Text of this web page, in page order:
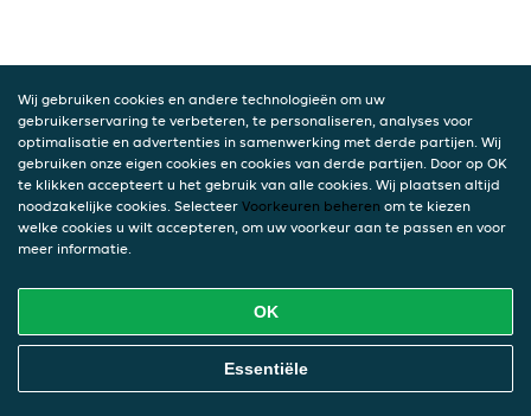
Wij gebruiken cookies en andere technologieën om uw
gebruikerservaring te verbeteren, te personaliseren, analyses voor
optimalisatie en advertenties in samenwerking met derde partijen. Wij
gebruiken onze eigen cookies en cookies van derde partijen. Door op OK
te klikken accepteert u het gebruik van alle cookies. Wij plaatsen altijd
noodzakelijke cookies. Selecteer Voorkeuren beheren om te kiezen
welke cookies u wilt accepteren, om uw voorkeur aan te passen en voor
meer informatie.
OK
Essentiële